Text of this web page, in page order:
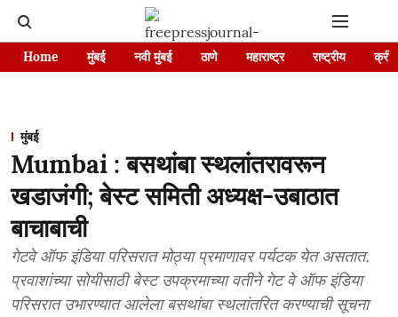
Home मुंबई नवी मुंबई ठाणे महाराष्ट्र राष्ट्रीय
मुंबई
Mumbai : बसथांबा स्थलांतरावरून
खडाजंगी; बेस्ट समिती अध्यक्ष-उबाठात
बाचाबाची
गेटवे ऑफ इंडिया परिसरात मोठ्या प्रमाणावर पर्यटक येत असतात.
प्रवाशांच्या सोयीसाठी बेस्ट उपक्रमाच्या वतीने गेट वे ऑफ इंडिया
परिसरात उभारण्यात आलेला बसथांबा स्थलांतरित करण्याची सूचना